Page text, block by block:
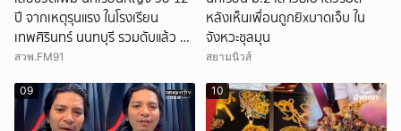
ปี จากเหตุรุนแรง ในโรงเรียน
เทพศิรินทร์ นนทบุรี รวมดับแล้ว 9
ราย
สวพ.FM91
หลังเห็นเพื่อนถูกยิxบาดเจ็บ ใน
จังหวะชุลมุน
สยามนิวส์
09 10